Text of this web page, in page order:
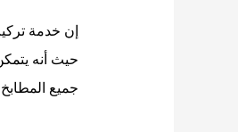
إن خدمة
حيث أنه
جميع